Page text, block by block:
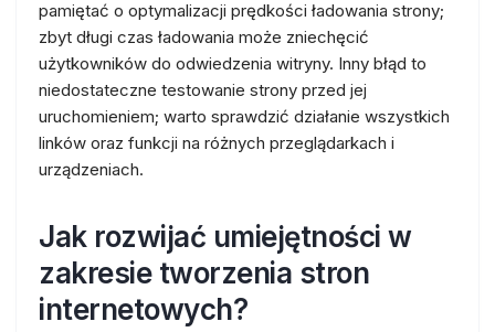
pamiętać o optymalizacji prędkości ładowania strony;
zbyt długi czas ładowania może zniechęcić
użytkowników do odwiedzenia witryny. Inny błąd to
niedostateczne testowanie strony przed jej
uruchomieniem; warto sprawdzić działanie wszystkich
linków oraz funkcji na różnych przeglądarkach i
urządzeniach.
Jak rozwijać umiejętności w
zakresie tworzenia stron
internetowych?